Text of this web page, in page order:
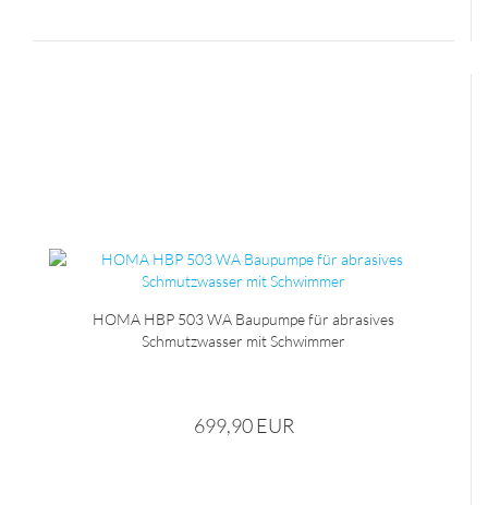
HOMA HBP 503 WA Baupumpe für abrasives
Schmutzwasser mit Schwimmer
699,90 EUR